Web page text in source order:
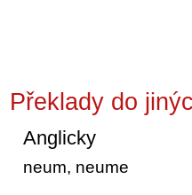
Překlady do
Anglicky
neum, neume